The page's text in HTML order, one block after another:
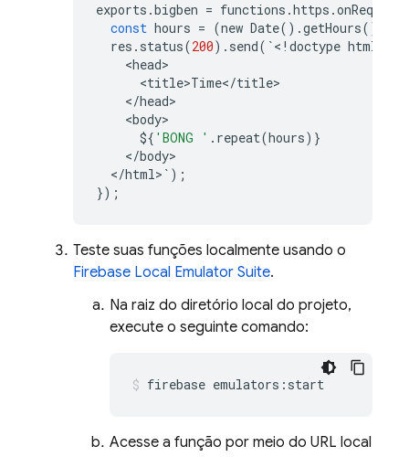
exports .bigben = functions .https .onRequest
const hours = (new Date() .getHours()
res . status(200) . send( `< ! doctype html
<head
<title>Time</title
</head
<body
${ 'BONG ' . repeat(hours)}
</body
</html> ` );
});
Teste suas funções localmente usando o
Firebase Local Emulator Suite.
Na raiz do diretório local do projeto,
execute o seguinte comando:
firebase emulators:start
Acesse a função por meio do URL local